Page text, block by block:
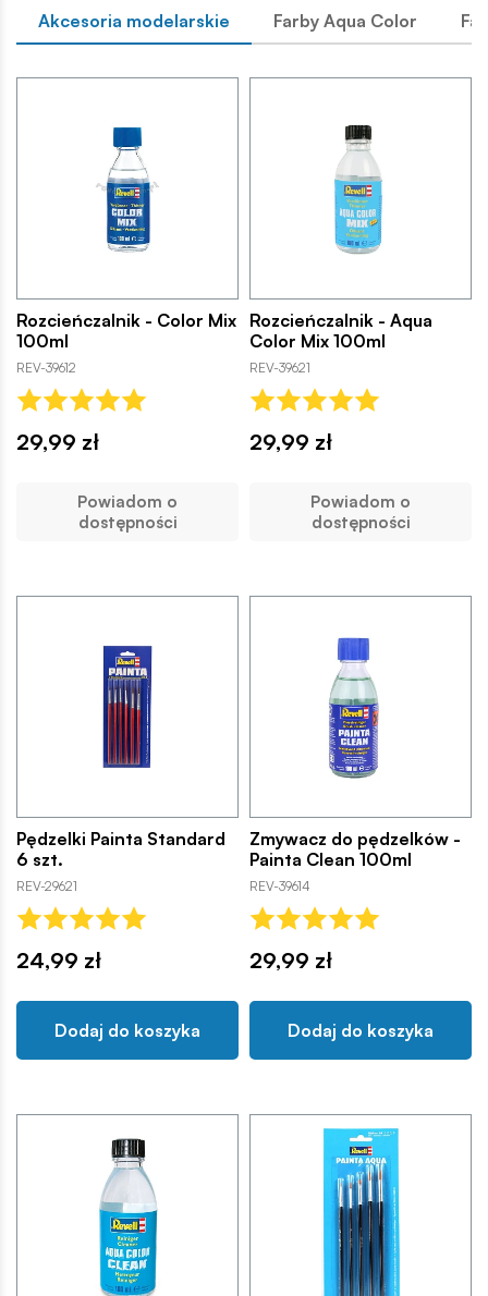
Akcesoria modelarskie Farby Aqua Color
Rozcieńczalnik - Color Mix
100ml
REV-39612
29,99 zł
Powiadom o
dostępności
Rozcieńczalnik - Aqua
Color Mix 100ml
REV-39621
29,99 zł
Powiadom o
dostępności
Pędzelki Painta Standard
6 szt.
REV-29621
24,99 zł
Dodaj do koszyka
Zmywacz do pędzelków -
Painta Clean 100ml
REV-39614
29,99 zł
Dodaj do koszyka